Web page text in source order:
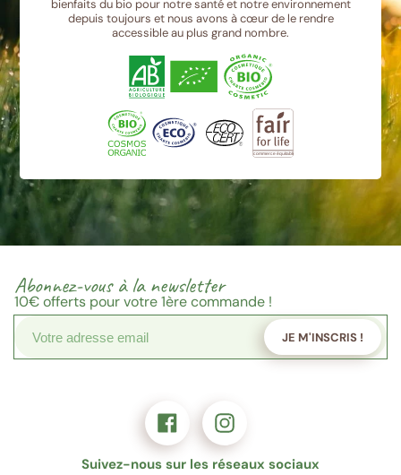
bienfaits du bio pour notre santé et notre environnement
depuis toujours et nous avons à cœur de le rendre
accessible au plus grand nombre.
Abonnez-vous à la newsletter
10€offerts pour votre 1ère commande !
JE M'INSCRIS !
Suivez-nous sur les réseaux sociaux